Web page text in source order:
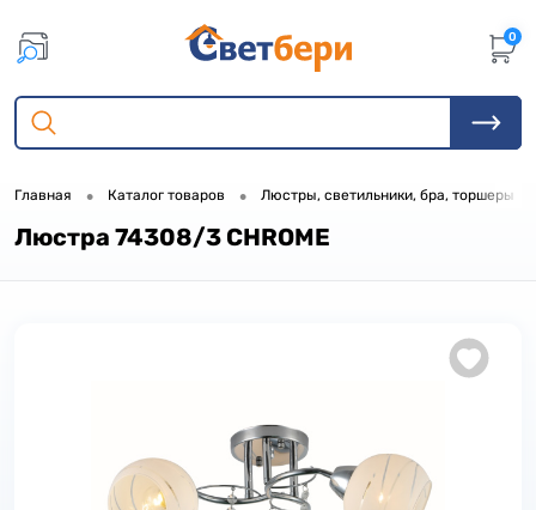
0
Главная • Каталог товаров • Люстры, светильники, бра, торшеры
Люстра 74308/3 CHROME